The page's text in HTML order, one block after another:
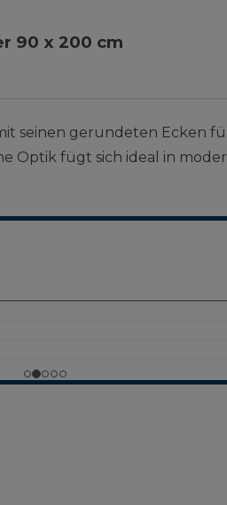
90 x 200 cm
seinen gerundeten Ecken
Optik fügt sich ideal in